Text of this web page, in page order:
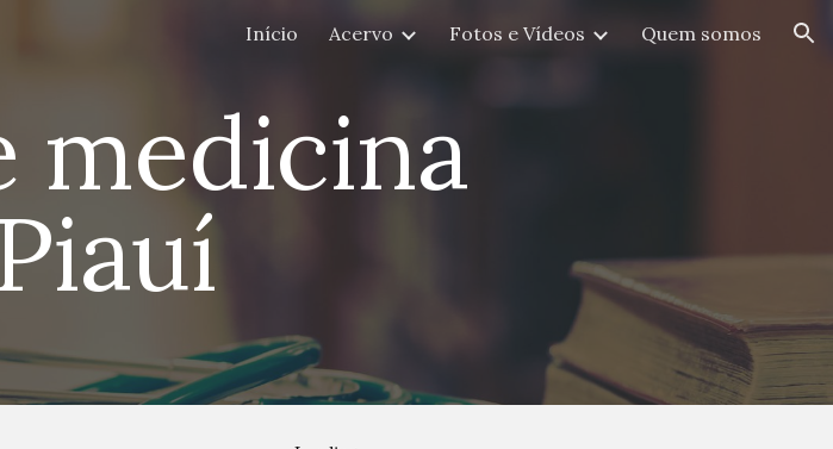
Skip to navigation
Início Acervo Fotos e Vídeos Quem somos
medicina